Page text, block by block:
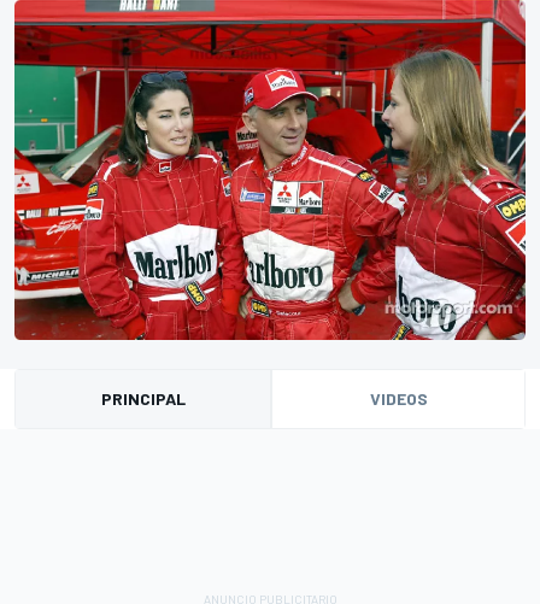
PRINCIPAL VIDEOS